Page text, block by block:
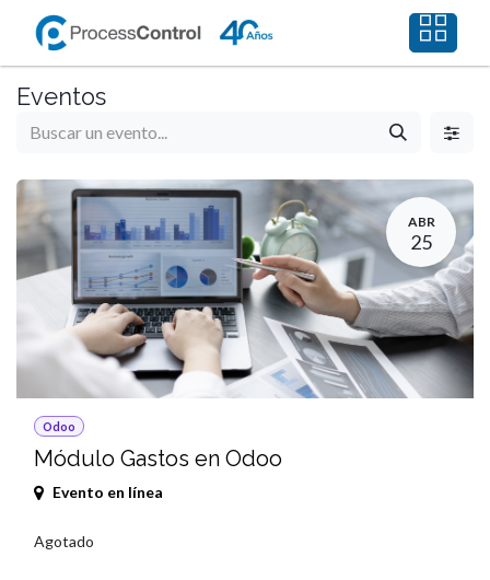
Ir al contenido
Eventos
ABR
25
Odoo
Módulo Gastos en Odoo
Evento en línea
Agotado